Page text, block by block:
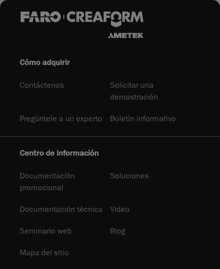
Cómo adquirir
Contáctenos
Solicitar una
demostración
Pregúntele a un experto Boletín informativo
Centro de información
Documentación
promocional
Soluciones
Documentación técnica Video
Seminario web Blog
Mapa del sitio